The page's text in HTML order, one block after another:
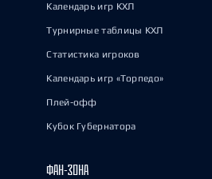
Календарь игр КХЛ
Турнирные таблицы КХЛ
Статистика игроков
Календарь игр «Торпедо»
Плей-офф
Кубок Губернатора
ФАН-ЗОНА